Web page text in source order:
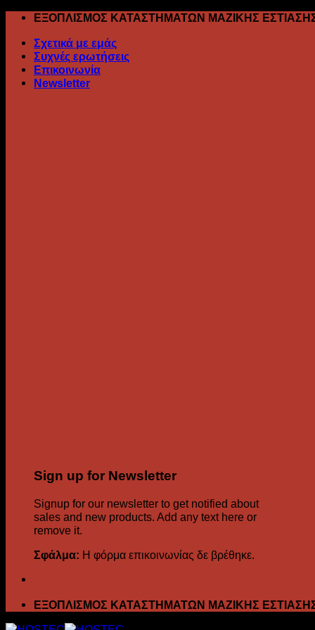
Skip
content
ΕΞΟΠΛΙΣΜΟΣ ΚΑΤΑΣΤΗΜΑΤΩΝ ΜΑΖΙΚΗΣ
Σχετικά με εμάς
Συχνές ερωτήσεις
Επικοινωνία
Newsletter
Sign up for Newsletter
Signup for our newsletter to get notified about
sales and new products. Add any text here or
remove it.
Σφάλμα: Η φόρμα επικοινωνίας δε βρέθηκε.
ΕΞΟΠΛΙΣΜΟΣ ΚΑΤΑΣΤΗΜΑΤΩΝ ΜΑΖΙΚΗΣ